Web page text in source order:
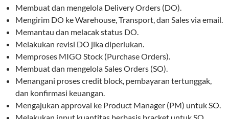
Membuat dan mengelola Delivery Orders (DO).
Mengirim DO ke Warehouse, Transport, dan Sales via email.
Memantau dan melacak status DO.
Melakukan revisi DO jika diperlukan.
Memproses MIGO Stock (Purchase Orders).
Membuat dan mengelola Sales Orders (SO).
Menangani proses credit block, pembayaran tertunggak,
dan konfirmasi keuangan.
Mengajukan approval ke Product Manager (PM) untuk SO.